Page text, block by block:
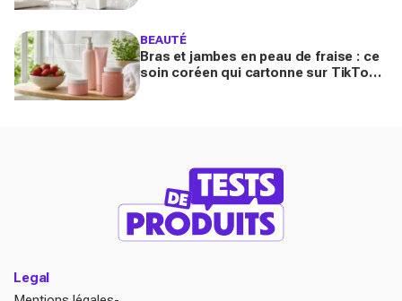
BEAUTÉ
Bras et jambes en peau de fraise : ce
soin coréen qui cartonne sur TikTok
Legal